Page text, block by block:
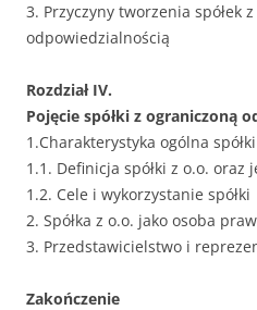
3. Przyczyny tworzenia spółek
odpowiedzialnością
Rozdział IV.
Pojęcie spółki z ograniczoną
1.Charakterystyka ogólna
1.1. Definicja spółki z o.o. oraz
1.2. Cele i wykorzystanie spółki
2. Spółka z o.o. jako osoba
3. Przedstawicielstwo i
Zakończenie